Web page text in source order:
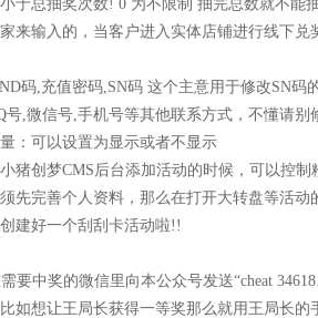
总抽奖次数! 0 为不限制 抽完总数就不能
输入的，当客户进入实体店铺进行线下兑
,充值密码,SN码 这个主意用于修改SN码
,微信号,手机号等其他联系方式，不懂请别
可以设置为显示或者不显示
创梦CMS后台添加活动的时候，可以控制
先完善个人资料，那么在打开大转盘等活动
好一个刮刮卡活动啦!!
中奖的微信里向本公众号发送“cheat
如想让王局长获得一等奖那么就用王局长的